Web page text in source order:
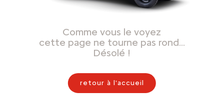
Comme vous le voyez
cette page ne tourne pas rond…
Désolé !
retour à l'accueil